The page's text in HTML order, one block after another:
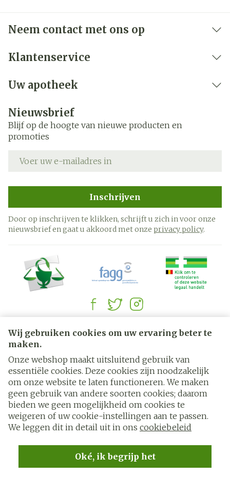
Wij gebruiken cookies om uw ervaring beter te
maken.
Onze webshop maakt uitsluitend gebruik van
essentiële cookies. Deze cookies zijn noodzakelijk
om onze website te laten functioneren. We maken
geen gebruik van andere soorten cookies; daarom
bieden we geen mogelijkheid om cookies te
weigeren of uw cookie-instellingen aan te passen.
We leggen dit in detail uit in ons cookiebeleid
Oké, ik begrijp het
Verpakking
10.5
Behoud
Kamertemperatuur (15°C -
Neem contact met ons op
Klantenservice
Uw apotheek
Nieuwsbrief
Blijf op de hoogte van nieuwe producten en
promoties
Inschrijven
Door op inschrijven te klikken, schrijft u zich in voor onze
nieuwsbrief en gaat u akkoord met onze privacy policy.
Juridische links